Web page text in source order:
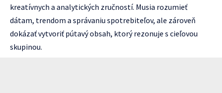
kreatívnych a analytických zručností. Musia rozumieť
dátam, trendom a správaniu spotrebiteľov, ale zároveň
dokázať vytvoriť pútavý obsah, ktorý rezonuje s cieľovou
skupinou.